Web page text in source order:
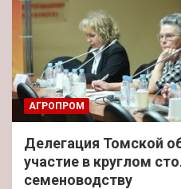
АГРОПРОМ
Делегация Томской
участие в круглом
семеноводству